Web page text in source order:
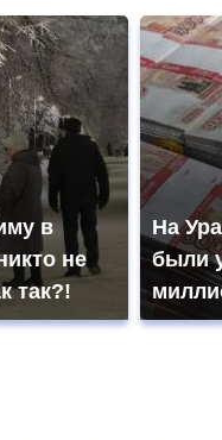
в
не
так?!
На
были